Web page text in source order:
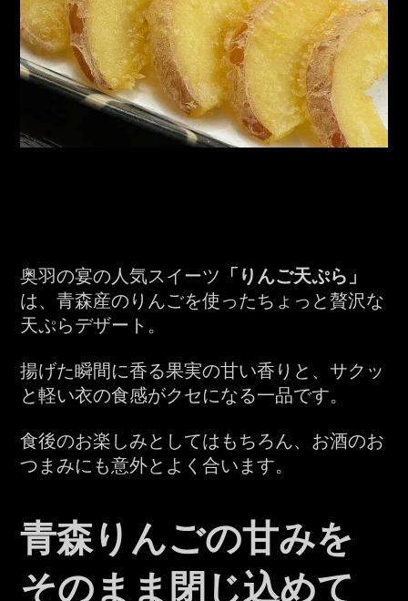
奥羽の宴の人気スイーツ
「りんご天ぷら」
は、青森産のりんごを使ったちょっと贅沢な
天ぷらデザート。
揚げた瞬間に香る果実の甘い香りと、サクッ
と軽い衣の食感がクセになる一品です。
食後のお楽しみとしてはもちろん、お酒のお
つまみにも意外とよく合います。
青森りんごの甘みを
そのまま閉じ込めて